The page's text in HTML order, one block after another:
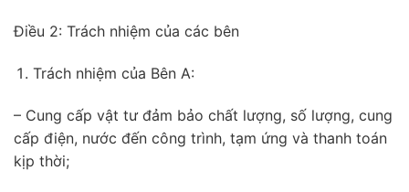
Điều 2: Trách nhiệm của các bên
Trách nhiệm của Bên A:
– Cung cấp vật tư đảm bảo chất lượng, số lượng, cung
cấp điện, nước đến công trình, tạm ứng và thanh toán
kịp thời;